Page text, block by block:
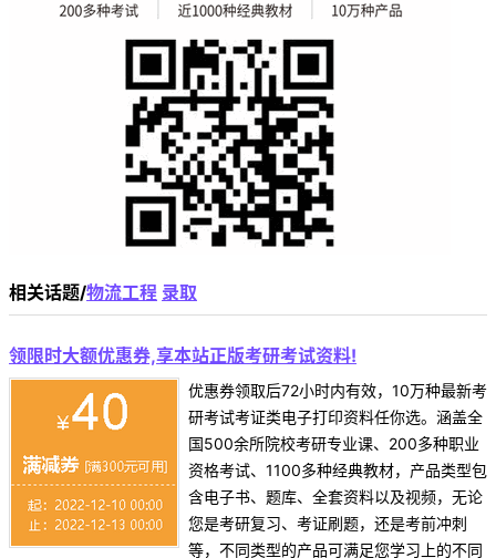
相关话题/物流工程 录取
领限时大额优惠券,享本站正版考研考试资料!
优惠券领取后72小时内有效，10万种最新考
研考试考证类电子打印资料任你选。涵盖全
国500余所院校考研专业课、200多种职业
资格考试、1100多种经典教材，产品类型包
含电子书、题库、全套资料以及视频，无论
您是考研复习、考证刷题，还是考前冲刺
等，不同类型的产品可满足您学习上的不同